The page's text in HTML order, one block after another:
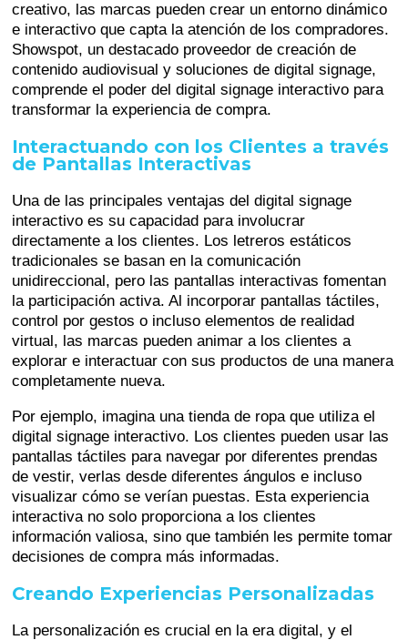
creativo, las marcas pueden crear un entorno dinámico
e interactivo que capta la atención de los compradores.
Showspot, un destacado proveedor de creación de
contenido audiovisual y soluciones de digital signage,
comprende el poder del digital signage interactivo para
transformar la experiencia de compra.
Interactuando con los Clientes a través
de Pantallas Interactivas
Una de las principales ventajas del digital signage
interactivo es su capacidad para involucrar
directamente a los clientes. Los letreros estáticos
tradicionales se basan en la comunicación
unidireccional, pero las pantallas interactivas fomentan
la participación activa. Al incorporar pantallas táctiles,
control por gestos o incluso elementos de realidad
virtual, las marcas pueden animar a los clientes a
explorar e interactuar con sus productos de una manera
completamente nueva.
Por ejemplo, imagina una tienda de ropa que utiliza el
digital signage interactivo. Los clientes pueden usar las
pantallas táctiles para navegar por diferentes prendas
de vestir, verlas desde diferentes ángulos e incluso
visualizar cómo se verían puestas. Esta experiencia
interactiva no solo proporciona a los clientes
información valiosa, sino que también les permite tomar
decisiones de compra más informadas.
Creando Experiencias Personalizadas
La personalización es crucial en la era digital, y el